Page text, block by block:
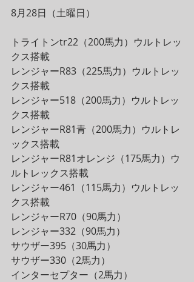
8月28日（土曜日）
トライトンtr22（200馬力）ウルトレッ
クス搭載
レンジャーR83（225馬力）ウルトレッ
クス搭載
レンジャー518（200馬力）ウルトレッ
クス搭載
レンジャーR81青（200馬力）ウルトレ
ックス搭載
レンジャーR81オレンジ（175馬力）ウ
ルトレックス搭載
レンジャー461（115馬力）ウルトレッ
クス搭載
レンジャーR70（90馬力）
レンジャー332（90馬力）
サウザー395（30馬力）
サウザー330（2馬力）
インターセプター（2馬力）